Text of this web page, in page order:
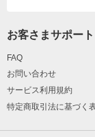
お客さまサポート
FAQ
お問い合わせ
サービス利用規約
特定商取引法に基づく